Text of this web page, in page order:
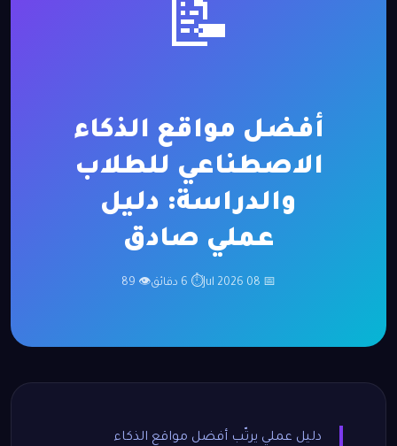
📝
أفضل مواقع الذكاء
الاصطناعي للطلاب
والدراسة: دليل
عملي صادق
📅 08 Jul 2026 ⏱ 6 دقائق 👁 89
دليل عملي يرتّب أفضل مواقع الذكاء